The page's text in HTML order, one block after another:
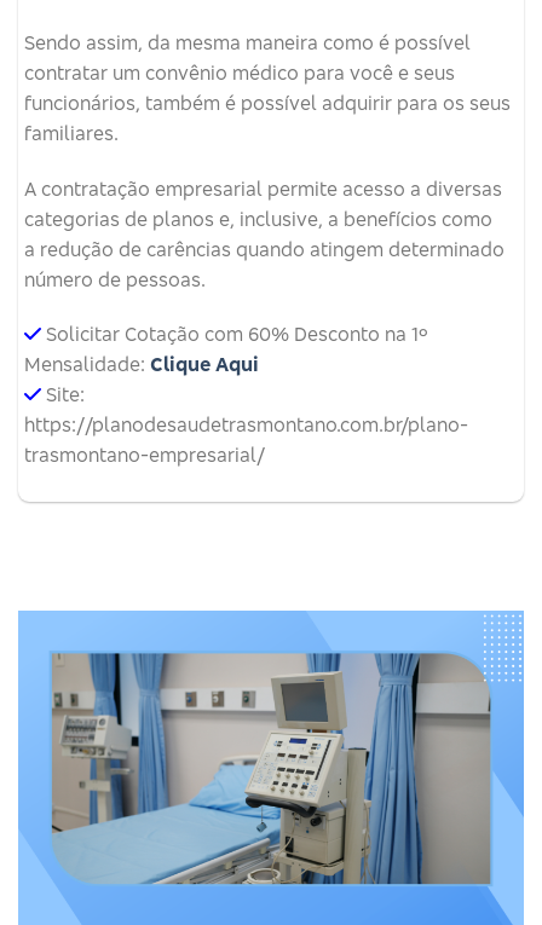
Sendo assim, da mesma maneira como é possível
contratar um convênio médico para você e seus
funcionários, também é possível adquirir para os seus
familiares.
A contratação empresarial permite acesso a diversas
categorias de planos e, inclusive, a benefícios como
a redução de carências quando atingem determinado
número de pessoas.
Solicitar Cotação com 60% Desconto na 1º
Mensalidade: Clique Aqui
Site:
https://planodesaudetrasmontano.com.br/plano-
trasmontano-empresarial/